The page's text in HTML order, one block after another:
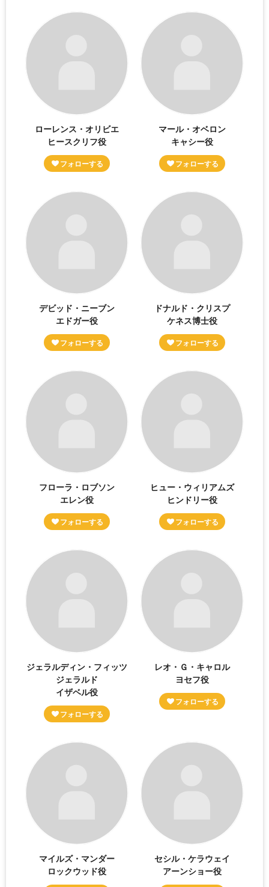
ローレンス・オリビエ
ヒースクリフ役
マール・オベロン
キャシー役
デビッド・ニーブン
エドガー役
ドナルド・クリスプ
ケネス博士役
フローラ・ロブソン
エレン役
ヒュー・ウィリアムズ
ヒンドリー役
ジェラルディン・フィッツ
ジェラルド
イザベル役
レオ・Ｇ・キャロル
ヨセフ役
マイルズ・マンダー
ロックウッド役
セシル・ケラウェイ
アーンショー役